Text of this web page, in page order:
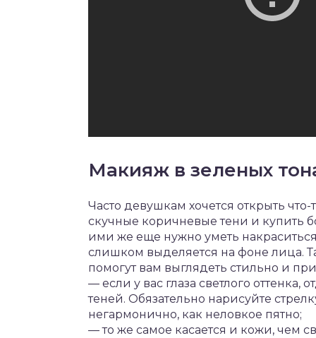
Макияж в зеленых
Часто девушкам хочется открыть
скучные коричневые тени и купить
ими же еще нужно уметь
слишком выделяется на фоне лица.
помогут вам выглядеть стильно и
— если у вас глаза светлого
теней. Обязательно нарисуйте
негармонично, как неловкое пятно;
— то же самое касается и кожи, чем